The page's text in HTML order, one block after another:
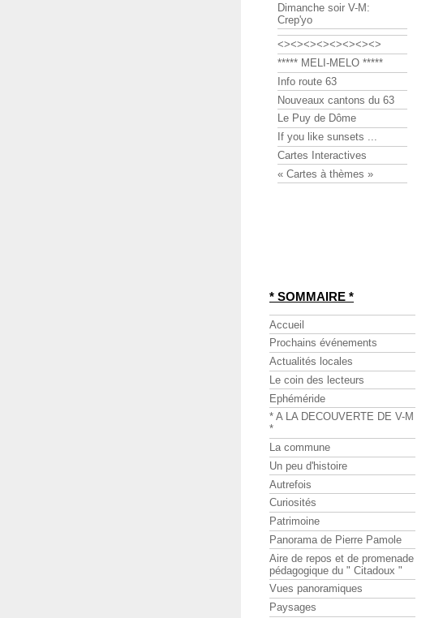
Dimanche soir V-M:
Crep'yo
<><><><><><><><>
***** MELI-MELO *****
Info route 63
Nouveaux cantons du 63
Le Puy de Dôme
If you like sunsets ...
Cartes Interactives
« Cartes à thèmes »
* SOMMAIRE *
Accueil
Prochains événements
Actualités locales
Le coin des lecteurs
Ephéméride
* A LA DECOUVERTE DE V-M
*
La commune
Un peu d'histoire
Autrefois
Curiosités
Patrimoine
Panorama de Pierre Pamole
Aire de repos et de promenade
pédagogique du " Citadoux "
Vues panoramiques
Paysages